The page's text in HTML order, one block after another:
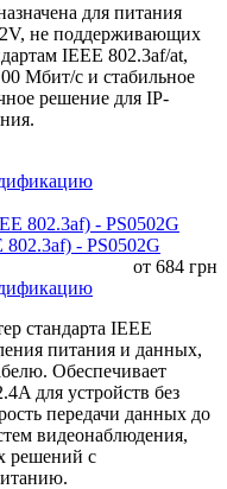
для питания
не поддерживающих
IEEE 802.3af/at,
Мбит/с и стабильное
решение для IP-
- PS0502G
от 684 грн
стандарта IEEE
питания и данных,
Обеспечивает
для устройств без
передачи данных до
видеонаблюдения,
решений с